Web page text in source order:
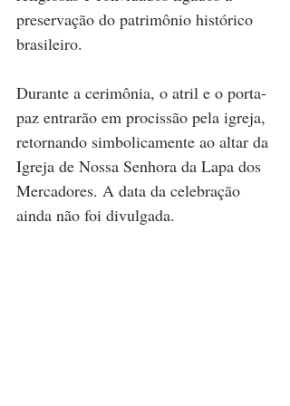
preservação do patrimônio histórico
brasileiro.
Durante a cerimônia, o atril e o porta-
paz entrarão em procissão pela igreja,
retornando simbolicamente ao altar da
Igreja de Nossa Senhora da Lapa dos
Mercadores. A data da celebração
ainda não foi divulgada.